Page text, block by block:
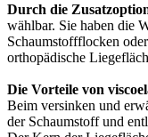
Durch die
wählbar. Sie haben die
Schaumstoffflocken
orthopädische
Die Vorteile von
Beim versinken und
der Schaumstoff und